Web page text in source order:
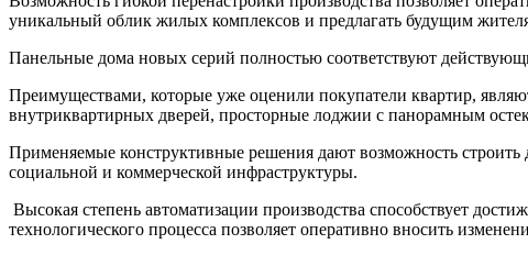
уникальный облик жилых комплексов и предлагать будущим
Панельные дома новых серий полностью соответствуют
Преимуществами, которые уже оценили покупатели квартир,
внутриквартирных дверей, просторные лоджии с панорамным
Применяемые конструктивные решения дают возможность
социальной и коммерческой инфраструктуры.
Высокая степень автоматизации производства способствует
технологического процесса позволяет оперативно вносить